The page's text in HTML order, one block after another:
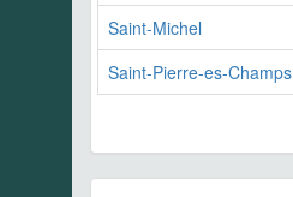
Saint-Michel
Saint-Pierre-es-Champs